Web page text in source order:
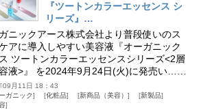
『ツートンカラーエッセンス シ
リーズ』…
ニックアース株式会社より普段使いのス
アに導入しやすい美容液『オーガニック
ツートンカラーエッセンスシリーズ<2層
液>』 を2024年9月24日(火)に発売い……
09月11日 18：43
ガニック
化粧品 新商品（美容）
新製品